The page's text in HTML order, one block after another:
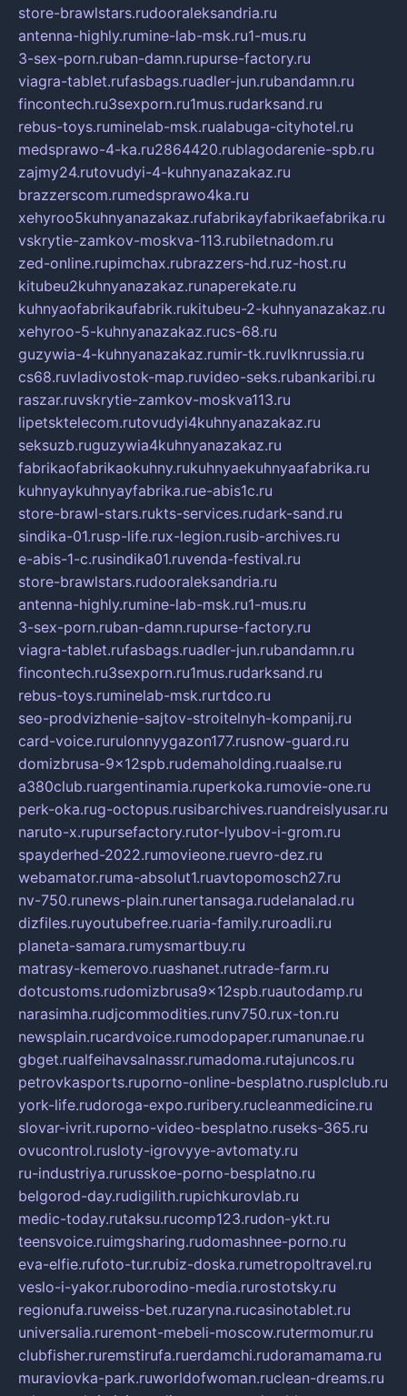
store-brawlstars.rudooraleksandria.ru
antenna-highly.rumine-lab-msk.ru1-mus.ru
3-sex-porn.ruban-damn.rupurse-factory.ru
viagra-tablet.rufasbags.ruadler-jun.rubandamn.ru
fincontech.ru3sexporn.ru1mus.rudarksand.ru
rebus-toys.ruminelab-msk.rualabuga-cityhotel.ru
medsprawo-4-ka.ru2864420.rublagodarenie-spb.ru
zajmy24.rutovudyi-4-kuhnyanazakaz.ru
brazzerscom.rumedsprawo4ka.ru
xehyroo5kuhnyanazakaz.rufabrikayfabrikaefabrika.ru
vskrytie-zamkov-moskva-113.rubiletnadom.ru
zed-online.rupimchax.rubrazzers-hd.ruz-host.ru
kitubeu2kuhnyanazakaz.runaperekate.ru
kuhnyaofabrikaufabrik.rukitubeu-2-kuhnyanazakaz.ru
xehyroo-5-kuhnyanazakaz.rucs-68.ru
guzywia-4-kuhnyanazakaz.rumir-tk.ruvlknrussia.ru
cs68.ruvladivostok-map.ruvideo-seks.rubankaribi.ru
raszar.ruvskrytie-zamkov-moskva113.ru
lipetsktelecom.rutovudyi4kuhnyanazakaz.ru
seksuzb.ruguzywia4kuhnyanazakaz.ru
fabrikaofabrikaokuhny.rukuhnyaekuhnyaafabrika.ru
kuhnyaykuhnyayfabrika.rue-abis1c.ru
store-brawl-stars.rukts-services.rudark-sand.ru
sindika-01.rusp-life.rux-legion.rusib-archives.ru
e-abis-1-c.rusindika01.ruvenda-festival.ru
store-brawlstars.rudooraleksandria.ru
antenna-highly.rumine-lab-msk.ru1-mus.ru
3-sex-porn.ruban-damn.rupurse-factory.ru
viagra-tablet.rufasbags.ruadler-jun.rubandamn.ru
fincontech.ru3sexporn.ru1mus.rudarksand.ru
rebus-toys.ruminelab-msk.rurtdco.ru
seo-prodvizhenie-sajtov-stroitelnyh-kompanij.ru
card-voice.rurulonnyygazon177.rusnow-guard.ru
domizbrusa-9x12spb.rudemaholding.ruaalse.ru
a380club.ruargentinamia.ruperkoka.rumovie-one.ru
perk-oka.rug-octopus.rusibarchives.ruandreislyusar.ru
naruto-x.rupursefactory.rutor-lyubov-i-grom.ru
spayderhed-2022.rumovieone.ruevro-dez.ru
webamator.ruma-absolut1.ruavtopomosch27.ru
nv-750.runews-plain.runertansaga.rudelanalad.ru
dizfiles.ruyoutubefree.ruaria-family.ruroadli.ru
planeta-samara.rumysmartbuy.ru
matrasy-kemerovo.ruashanet.rutrade-farm.ru
dotcustoms.rudomizbrusa9x12spb.ruautodamp.ru
narasimha.rudjcommodities.runv750.rux-ton.ru
newsplain.rucardvoice.rumodopaper.rumanunae.ru
gbget.rualfeihavsalnassr.rumadoma.rutajuncos.ru
petrovkasports.ruporno-online-besplatno.rusplclub.ru
york-life.rudoroga-expo.ruribery.rucleanmedicine.ru
slovar-ivrit.ruporno-video-besplatno.ruseks-365.ru
ovucontrol.rusloty-igrovyye-avtomaty.ru
ru-industriya.rurusskoe-porno-besplatno.ru
belgorod-day.rudigilith.rupichkurovlab.ru
medic-today.rutaksu.rucomp123.rudon-ykt.ru
teensvoice.ruimgsharing.rudomashnee-porno.ru
eva-elfie.rufoto-tur.rubiz-doska.rumetropoltravel.ru
veslo-i-yakor.ruborodino-media.rurostotsky.ru
regionufa.ruweiss-bet.ruzaryna.rucasinotablet.ru
universalia.ruremont-mebeli-moscow.rutermomur.ru
clubfisher.ruremstirufa.ruerdamchi.rudoramamama.ru
muraviovka-park.ruworldofwoman.ruclean-dreams.ru